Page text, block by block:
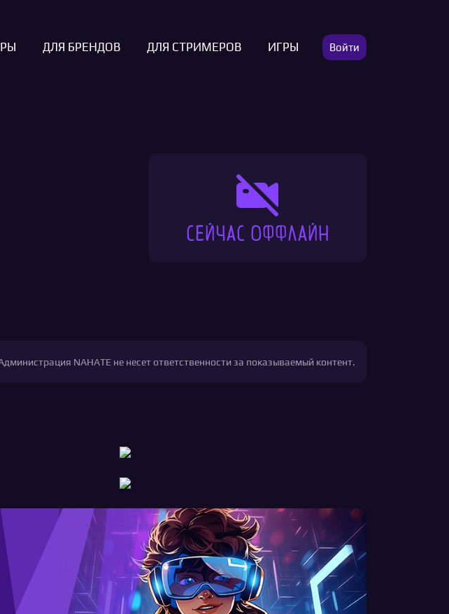
Войти
ДЛЯ БРЕНДОВ ДЛЯ СТРИМЕРОВ ИГРЫ
NAHATE не несет ответственности за показываемый контент.
Сейчас оффлайн